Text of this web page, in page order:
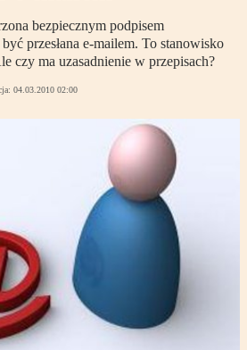
bezpiecznym podpisem
przesłana e-mailem. To stanowisko
czy ma uzasadnienie w przepisach?
04.03.2010 02:00